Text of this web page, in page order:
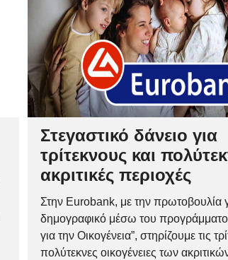
Στεγαστικό δάνειο για
τρίτεκνους και
ακριτικές περιοχές
Στην Eurobank, με την πρωτοβουλία
δημογραφικό μέσω του
για την Οικογένεια”, στηρίζουμε τις
πολύτεκνες οικογένειες των